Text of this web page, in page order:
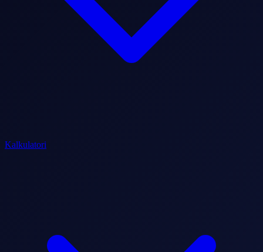
Kalkulatori